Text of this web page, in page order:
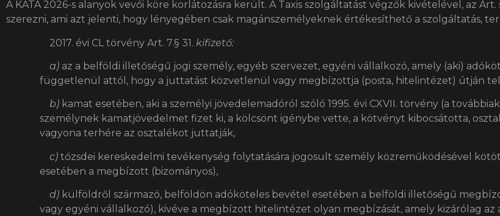
A KATA 2026-s alanyok vevői köre korlátozásra került. A Taxis szolgáltatást végzők kivételével, az
szerezni, ami azt jelenti, hogy lényegében csak magánszemélyeknek értékesíthető a szolgáltatás,
2017. évi CL törvény Art. 7.§ 31. kifizető:
a) az a belföldi illetőségű jogi személy, egyéb szervezet, egyéni vállalkozó, amely (aki)
függetlenül attól, hogy a juttatást közvetlenül vagy megbízottja (posta, hitelintézet) útján
b) kamat esetében, aki a személyi jövedelemadóról szóló 1995. évi CXVII. törvény (a
személynek kamatjövedelmet fizet ki, a kölcsönt igénybe vette, a kötvényt kibocsátotta,
vagyona terhére az osztalékot juttatják,
c) tőzsdei kereskedelmi tevékenység folytatására jogosult személy közreműködésével
esetében a megbízott (bizományos),
d) külföldről származó, belföldön adóköteles bevétel esetében a belföldi illetőségű
vagy egyéni vállalkozó), kivéve a megbízott hitelintézet olyan megbízását, amely kizárólag